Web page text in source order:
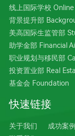
线上国际学校
背景提升部
美高国际生监管部
助学金部 Financial
职业规划与移民部
投资置业部 Real
基金会 Foundation
快速链接
关于我们 成功案例